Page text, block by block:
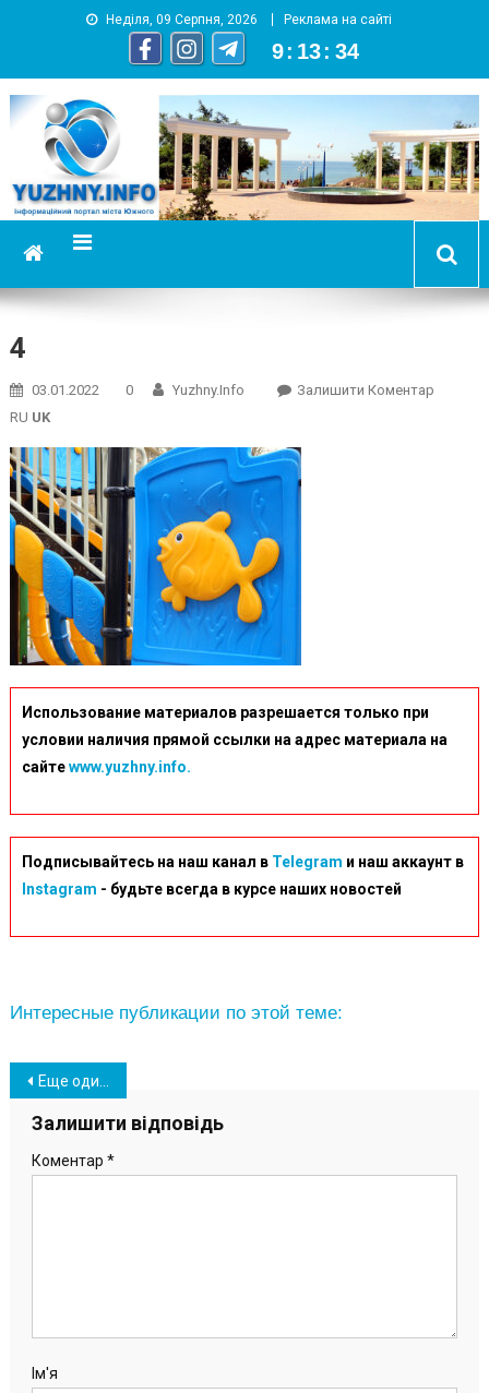
Неділя, 09 Серпня, 2026 Реклама на сайті
9 : 13 : 35
YUZHNY.INFO
информационный портал города Южный
4
03.01.2022 0 Yuzhny.info Залишити КоментарOn
RU UK
Использование материалов разрешается только при
условии наличия прямой ссылки на адрес материала на
сайтеwww.yuzhny.info.
Подписывайтесь на наш канал в Telegram и наш аккаунт в
Instagram - будьте всегда в курсе наших новостей
Интересные публикации по этой теме:
Навігація
записів
Еще один игровой комплекс для детей смонтировали в Южном (фото)
Залишити відповідь
Коментар *
Ім'я